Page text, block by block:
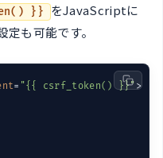
}}
をJavaScriptに
も可能です。
= "{{ csrf_token() }}" >